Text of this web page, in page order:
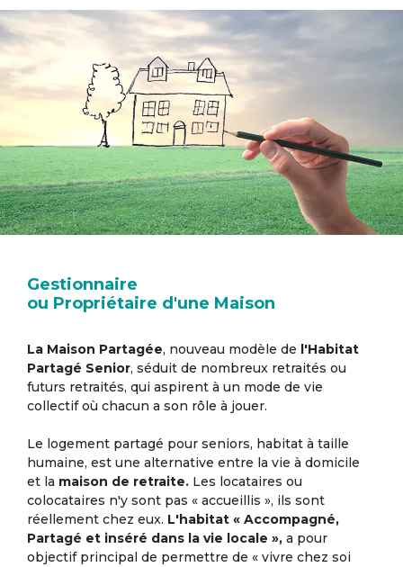
Gestionnaire
ou Propriétaire d'une Maison
La Maison Partagée, nouveau modèle de l'Habitat
Partagé Senior, séduit de nombreux retraités ou
futurs retraités, qui aspirent à un mode de vie
collectif où chacun a son rôle à jouer.
Le logement partagé pour seniors, habitat à taille
humaine, est une alternative entre la vie à domicile
et la maison de retraite. Les locataires ou
colocataires n'y sont pas « accueillis », ils sont
réellement chez eux. L'habitat « Accompagné,
Partagé et inséré dans la vie locale », a pour
objectif principal de permettre de « vivre chez soi